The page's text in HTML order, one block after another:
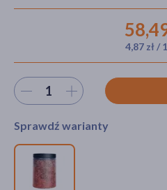
Hit
4,87 zł /
Wybierz ilość
Sprawdź warianty